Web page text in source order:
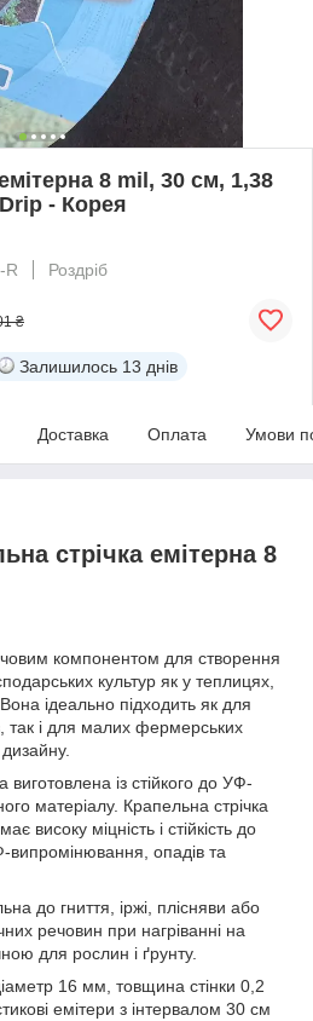
8 mil, 30 см, 1,38
- Корея
R
Роздріб
₴
Залишилось 13 днів
Доставка Оплата Умови
стрічка емітерна 8
компонентом для створення
культур як у теплицях,
Вона ідеально підходить як для
так і для малих фермерських
​​із стійкого до УФ-
матеріалу. Крапельна стрічка
високу міцність і стійкість до
випромінювання, опадів та
до гниття, іржі, плісняви ​​або
речовин при нагріванні на
для рослин і ґрунту.
16 мм, товщина стінки 0,2
емітери з інтервалом 30 см